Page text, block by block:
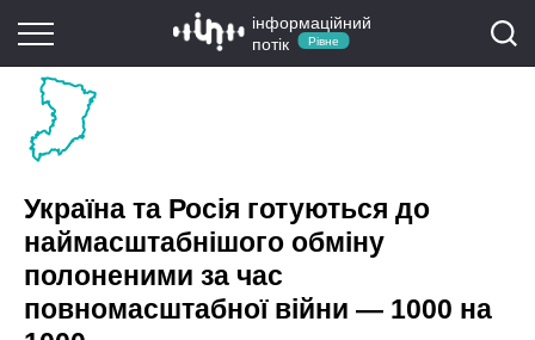
інформаційний
потік
Рівне
Україна та Росія готуються до
наймасштабнішого обміну
полоненими за час
повномасштабної війни — 1000 на